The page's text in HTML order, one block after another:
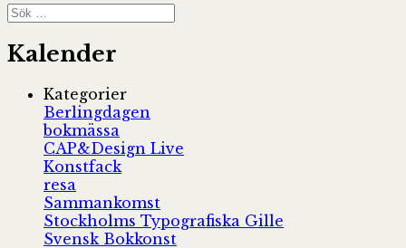
Sök
efter:
Kalender
Kategorier
Berlingdagen
bokmässa
CAP&Design Live
Konstfack
resa
Sammankomst
Stockholms Typografiska Gille
Svensk Bokkonst